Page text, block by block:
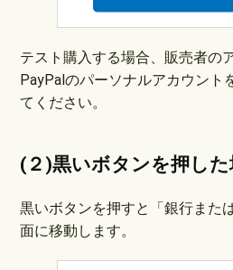
テスト購入する場合、販売者の
PayPalのパーソナルアカウント
てください。
(２)黒いボタンを押した
黒いボタンを押すと「銀行また
面に移動します。